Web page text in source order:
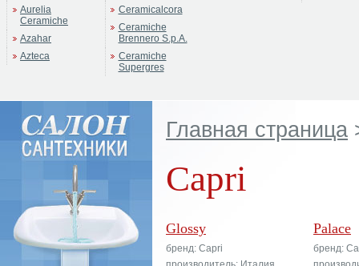
Aurelia
Ceramiche
Azahar
Azteca
Ceramicalcora
Ceramiche
Brennero S.p.A.
Ceramiche
Supergres
Главная страница
Capri
Glossy
бренд: Capri
Palace
бренд: